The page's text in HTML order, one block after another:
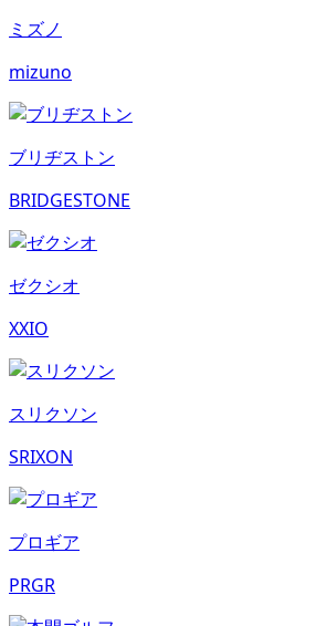
ミズノ
mizuno
ブリヂストン
BRIDGESTONE
ゼクシオ
XXIO
スリクソン
SRIXON
プロギア
PRGR